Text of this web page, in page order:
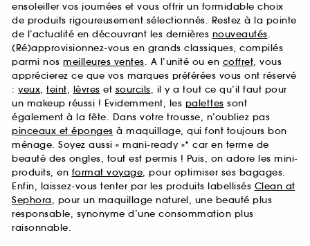
ensoleiller vos journées et vous offrir un formidable choix
de produits rigoureusement sélectionnés. Restez à la pointe
de l’actualité en découvrant les dernières nouveautés.
(Ré)approvisionnez-vous en grands classiques, compilés
parmi nos meilleures ventes. A l’unité ou en coffret, vous
apprécierez ce que vos marques préférées vous ont réservé
: yeux, teint, lèvres et sourcils, il y a tout ce qu’il faut pour
un makeup réussi ! Evidemment, les palettes sont
également à la fête. Dans votre trousse, n’oubliez pas
pinceaux et éponges à maquillage, qui font toujours bon
ménage. Soyez aussi « mani-ready »* car en terme de
beauté des ongles, tout est permis ! Puis, on adore les mini-
produits, en format voyage, pour optimiser ses bagages.
Enfin, laissez-vous tenter par les produits labellisés Clean at
Sephora, pour un maquillage naturel, une beauté plus
responsable, synonyme d’une consommation plus
raisonnable.